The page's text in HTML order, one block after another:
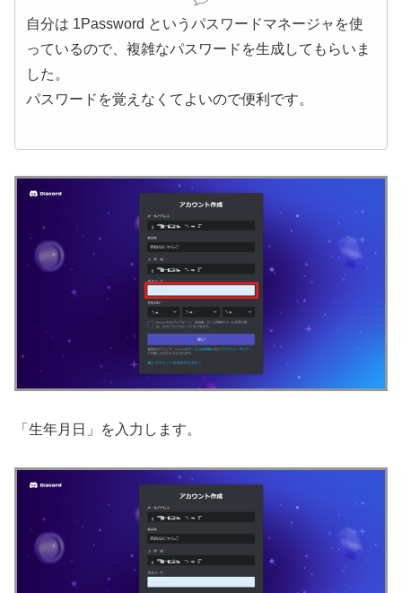
自分は 1Password というパスワードマネージャを使
っているので、複雑なパスワードを生成してもらいま
した。
パスワードを覚えなくてよいので便利です。
「生年月日」を入力します。